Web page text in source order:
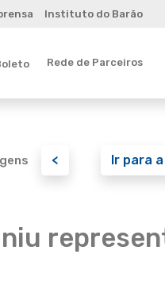
Instituto do Barão
Rede de Parceiros
< Ir para